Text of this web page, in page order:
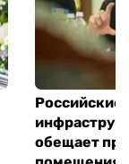
Российские
обещает